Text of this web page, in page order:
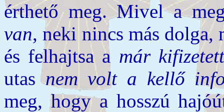
érthető meg. Mivel a
van, neki nincs más dolga,
és felhajtsa a már kifizetett
utasnem volt a kellő
meg, hogy a hosszú